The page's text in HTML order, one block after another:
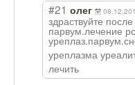
#21 олег
здраствуйте
парвум.лечение
уреплаз.парвум.
уреплазма
лечить